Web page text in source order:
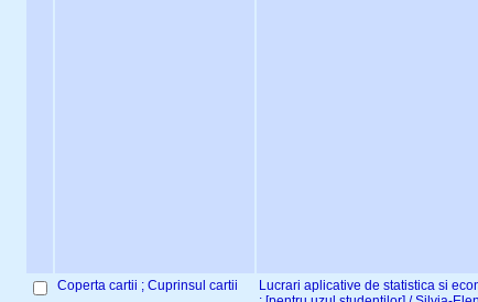
Coperta cartii ; Cuprinsul cartii
Lucrari aplicative de statistica si